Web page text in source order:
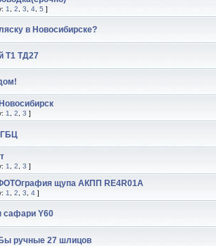
1 2 3 4 5 ]
в Новосибирске?
Т1 ТД27
1 2 3 ]
ГБЦ
1 2 3 ]
щупа АКПП RE4R01A
1 2 3 4 ]
Y60
ручные 27 шлицов